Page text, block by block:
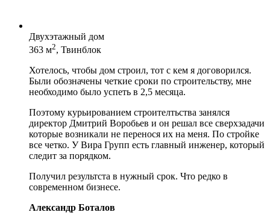
Двухэтажный дом
363 м2, Твинблок
Хотелось, чтобы дом строил, тот с кем я договорился.
Были обозначены четкие сроки по строительству, мне
необходимо было успеть в 2,5 месяца.
Поэтому курьированием строителтьства занялся
директор Дмитрий Воробьев и он решал все сверхзадачи
которые возникали не перенося их на меня. По стройке
все четко. У Вира Групп есть главный инженер, который
следит за порядком.
Получил результста в нужный срок. Что редко в
современном бизнесе.
Александр Боталов